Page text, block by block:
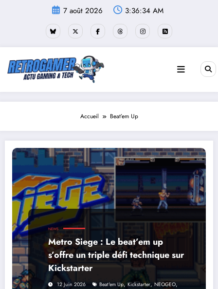
7 août 2026 3:36:35 AM
Accueil Beat’em Up
NEWS
Metro Siege : Le beat’em up
s’offre un triple défi technique sur
Kickstarter
12 Juin 2026 Beat'em Up, Kickstarter, NEOGEO,